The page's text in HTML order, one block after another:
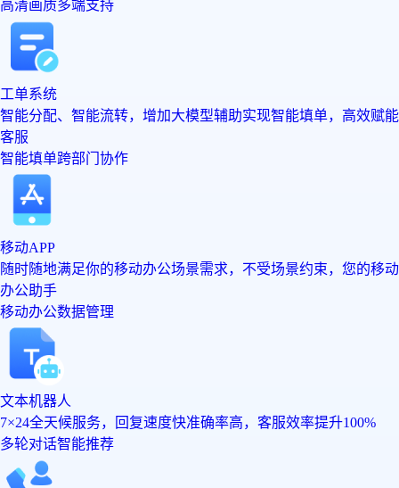
高清画质多端支持
工单系统
智能分配、智能流转，增加大模型辅助实现智能填单，高效赋能
客服
智能填单跨部门协作
移动APP
随时随地满足你的移动办公场景需求，不受场景约束，您的移动
办公助手
移动办公数据管理
文本机器人
7×24全天候服务，回复速度快准确率高，客服效率提升100%
多轮对话智能推荐